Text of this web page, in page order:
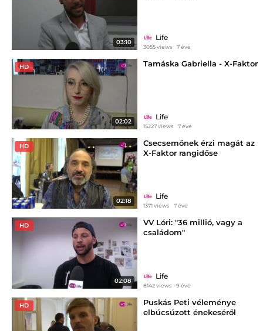
03:10
Life
3055 views 7 éve
HD
02:02
Tamáska Gabriella - X-Faktor
Life
15227 views 7 éve
HD
02:18
Csecsemőnek érzi magát az
X-Faktor rangidőse
Life
1371 views 7 éve
HD
02:08
VV Lóri: "36 millió, vagy a
családom"
Life
8142 views 9 éve
HD
Puskás Peti véleménye
elbúcsúzott énekeséről